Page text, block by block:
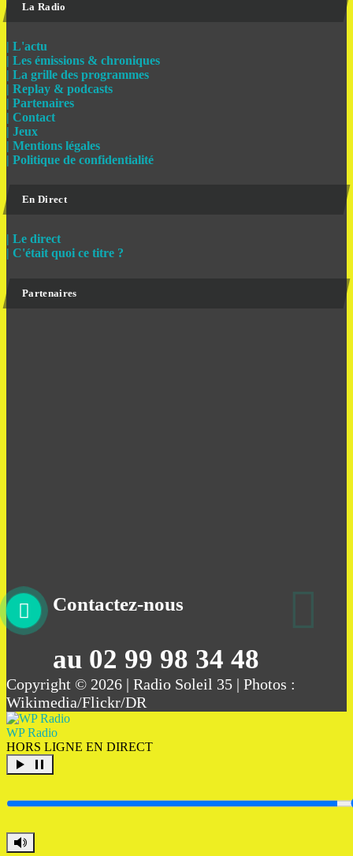
La Radio
| L'actu
| Les émissions & chroniques
| La grille des programmes
| Replay & podcasts
| Partenaires
| Contact
| Jeux
| Mentions légales
| Politique de confidentialité
En Direct
| Le direct
| C'était quoi ce titre ?
Partenaires
Contactez-nous
au 02 99 98 34 48
Copyright © 2026 | Radio Soleil 35 | Photos :
Wikimedia/Flickr/DR
WP Radio
HORS LIGNE EN DIRECT